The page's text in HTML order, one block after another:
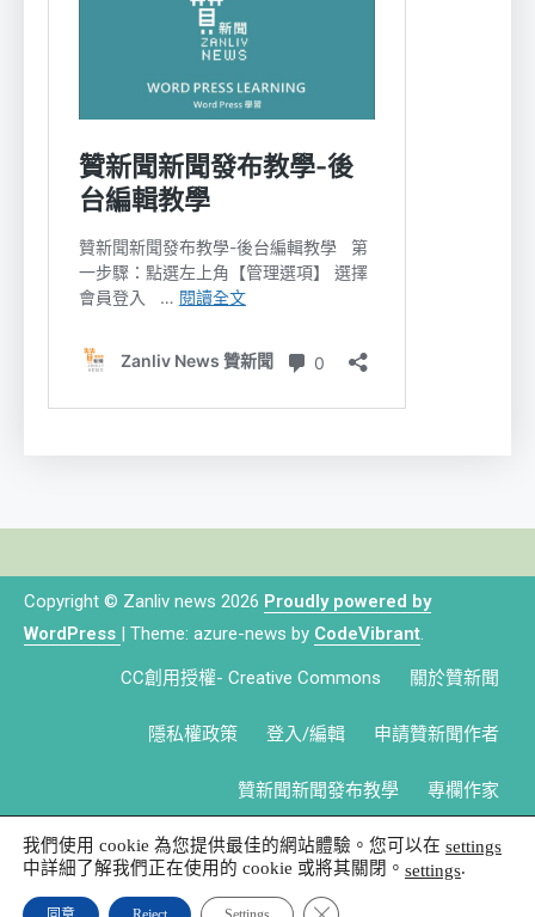
Copyright © Zanliv news 2026 Proudly powered by
WordPress
Theme: azure-news by CodeVibrant.
CC創用授權- Creative Commons 關於贊新聞
隱私權政策 登入/編輯 申請贊新聞作者
贊新聞新聞發布教學 專欄作家
我們使用 cookie 為您提供最佳的網站體驗。您可以在 settings
中詳細了解我們正在使用的 cookie 或將其關閉。 settings.
Close GDPR Cookie Banner